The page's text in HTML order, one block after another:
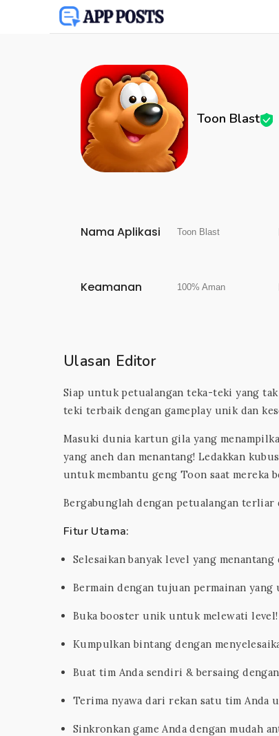
Toon Blast
Nama Aplikasi Toon Blast
Keamanan 100% Aman
Ulasan Editor
Siap untuk petualangan teka-teki yang
teki terbaik dengan gameplay unik dan
Masuki dunia kartun gila yang
yang aneh dan menantang! Ledakkan
untuk membantu geng Toon saat
Bergabunglah dengan petualangan terliar
Fitur Utama:
Selesaikan banyak level yang
Bermain dengan tujuan permainan
Buka booster unik untuk melewati level!
Kumpulkan bintang dengan
Buat tim Anda sendiri & bersaing
Terima nyawa dari rekan satu tim
Sinkronkan game Anda dengan mudah